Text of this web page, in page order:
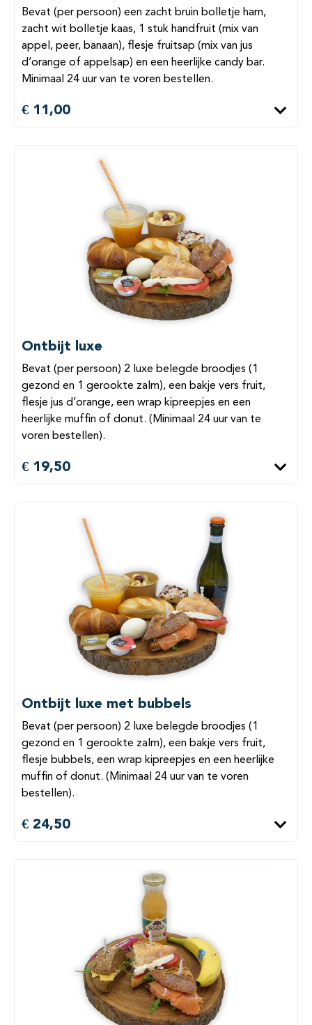
Bevat (per persoon) een zacht bruin bolletje ham,
zacht wit bolletje kaas, 1 stuk handfruit (mix van
appel, peer, banaan), flesje fruitsap (mix van jus
d’orange of appelsap) en een heerlijke candy bar.
Minimaal 24 uur van te voren bestellen.
€ 11,00
Ontbijt luxe
Bevat (per persoon) 2 luxe belegde broodjes (1
gezond en 1 gerookte zalm), een bakje vers fruit,
flesje jus d’orange, een wrap kipreepjes en een
heerlijke muffin of donut. (Minimaal 24 uur van te
voren bestellen).
€ 19,50
Ontbijt luxe met bubbels
Bevat (per persoon) 2 luxe belegde broodjes (1
gezond en 1 gerookte zalm), een bakje vers fruit,
flesje bubbels, een wrap kipreepjes en een heerlijke
muffin of donut. (Minimaal 24 uur van te voren
bestellen).
€ 24,50